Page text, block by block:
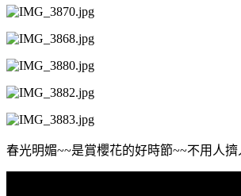
春光明媚~~是賞櫻花的好時節~~不用人擠